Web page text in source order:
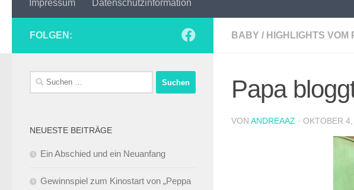
Impressum Datenschutzinformation
BABY / HIGHLIGHTS VOM
Papa
VON ANDREAAZ · OKTOBER
FOLGEN:
Suchen
nach:
NEUESTE BEITRÄGE
Ein Abschied und ein Neuanfang
Gewinnspiel zum Kinostart von „Peppa